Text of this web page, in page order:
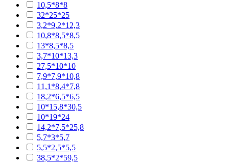
10,5*8*8
32*25*25
3,2*9,2*12,3
10,8*8,5*8,5
13*8,5*8,5
3,7*10*13,3
27,5*10*10
7,9*7,9*10,8
11,1*8,4*7,8
18,2*6,5*6,5
10*15,8*30,5
10*19*24
14,2*7,5*25,8
5,7*3*5,7
5,5*2,5*5,5
38,5*2*59,5